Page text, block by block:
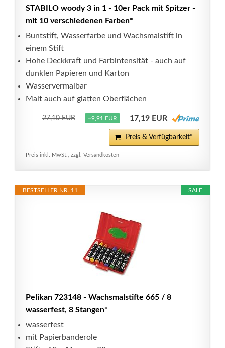
STABILO woody 3 in 1 - 10er Pack mit Spitzer -
mit 10 verschiedenen Farben*
Buntstift, Wasserfarbe und Wachsmalstift in
einem Stift
Hohe Deckkraft und Farbintensität - auch auf
dunklen Papieren und Karton
Wasservermalbar
Malt auch auf glatten Oberflächen
27,10 EUR −9,91 EUR 17,19 EUR
Preis & Verfügbarkeit*
Preis inkl. MwSt., zzgl. Versandkosten
SALE
BESTSELLER NR. 11
Pelikan 723148 - Wachsmalstifte 665 / 8
wasserfest, 8 Stangen*
wasserfest
mit Papierbanderole